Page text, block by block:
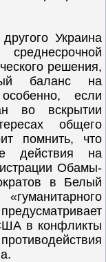
Украина
решения,
баланс на
если
во вскрытии
общего
помнить, что
действия на
Обамы-
в Белый
в конфликты